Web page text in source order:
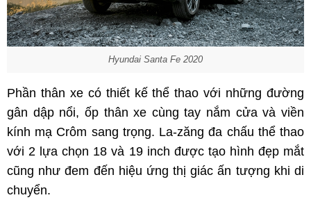
Hyundai Santa Fe 2020
Phần thân xe có thiết kế thể thao với những đường
gân dập nổi, ốp thân xe cùng tay nắm cửa và viền
kính mạ Crôm sang trọng. La-zăng đa chấu thể thao
với 2 lựa chọn 18 và 19 inch được tạo hình đẹp mắt
cũng như đem đến hiệu ứng thị giác ấn tượng khi di
chuyển.